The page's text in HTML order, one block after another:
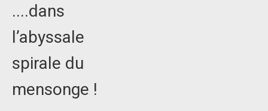
....dans
l’abyssale
spirale du
mensonge !